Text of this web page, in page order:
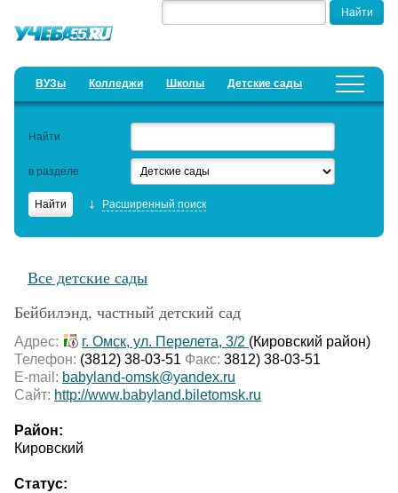
ВУЗы Колледжи Школы Детские сады
Добавить уч. заведение Предложить новость
Найти
в разделе
Расширенный поиск
Все детские сады
Бейбилэнд, частный детский сад
Адрес: г. Омск, ул. Перелета, 3/2 (Кировский район)
Телефон: (3812) 38-03-51 Факс: 3812) 38-03-51
E-mail: babyland-omsk@yandex.ru
Сайт: http://www.babyland.biletomsk.ru
Район:
Кировский
Статус: